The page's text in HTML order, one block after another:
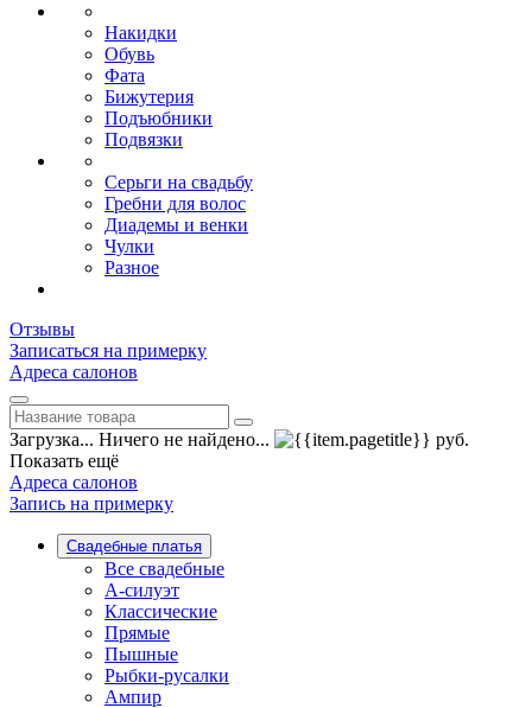
Накидки
Обувь
Фата
Бижутерия
Подъюбники
Подвязки
Серьги на свадьбу
Гребни для волос
Диадемы и венки
Чулки
Разное
Отзывы
Записаться на примерку
Адреса салонов
Загрузка... Ничего не найдено...
руб.
Показать ещё
Адреса салонов
Запись на примерку
Свадебные платья
Все свадебные
А-силуэт
Классические
Прямые
Пышные
Рыбки-русалки
Ампир